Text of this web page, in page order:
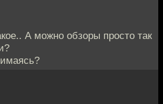
А можно обзоры просто так